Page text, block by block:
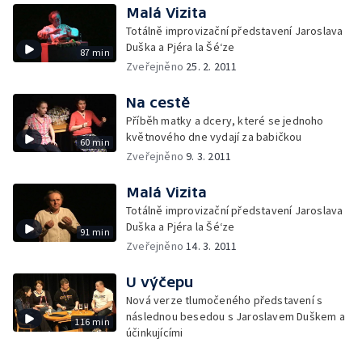
87 min
Malá Vizita
Totálně improvizační představení Jaroslava
Duška a Pjéra la Šé‘ze
Zveřejněno 25. 2. 2011
60 min
Na cestě
Příběh matky a dcery, které se jednoho
květnového dne vydají za babičkou
Zveřejněno9. 3. 2011
91 min
Malá Vizita
Totálně improvizační představení Jaroslava
Duška a Pjéra la Šé‘ze
Zveřejněno14. 3. 2011
116 min
U výčepu
Nová verze tlumočeného představení s
následnou besedou s Jaroslavem Duškem a
účinkujícími